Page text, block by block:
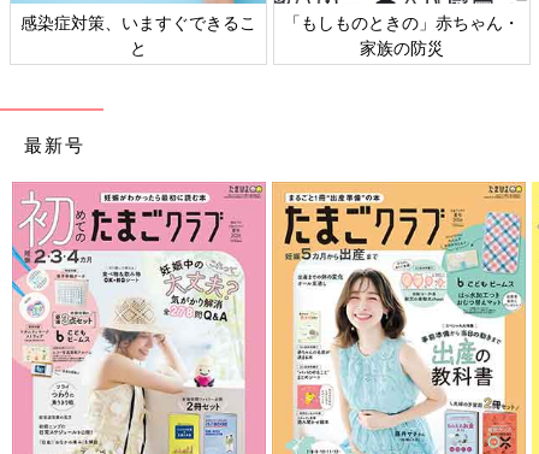
感染症対策、いますぐできるこ
と
「もしものときの」赤ちゃん・
家族の防災
最新号